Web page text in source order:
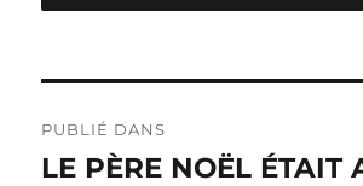
de
PUBLIÉ DANS
LE PÈRE NOËL ÉTAIT